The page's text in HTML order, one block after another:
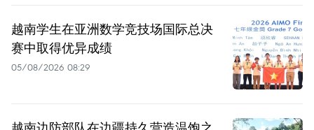
越南学生在亚洲数学竞技场国际总决
赛中取得优异成绩
05/08/2026 08:29